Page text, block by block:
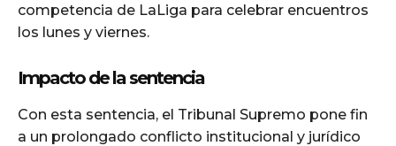
competencia de LaLiga para celebrar encuentros
los lunes y viernes.
Impacto de la sentencia
Con esta sentencia, el Tribunal Supremo pone fin
a un prolongado conflicto institucional y jurídico